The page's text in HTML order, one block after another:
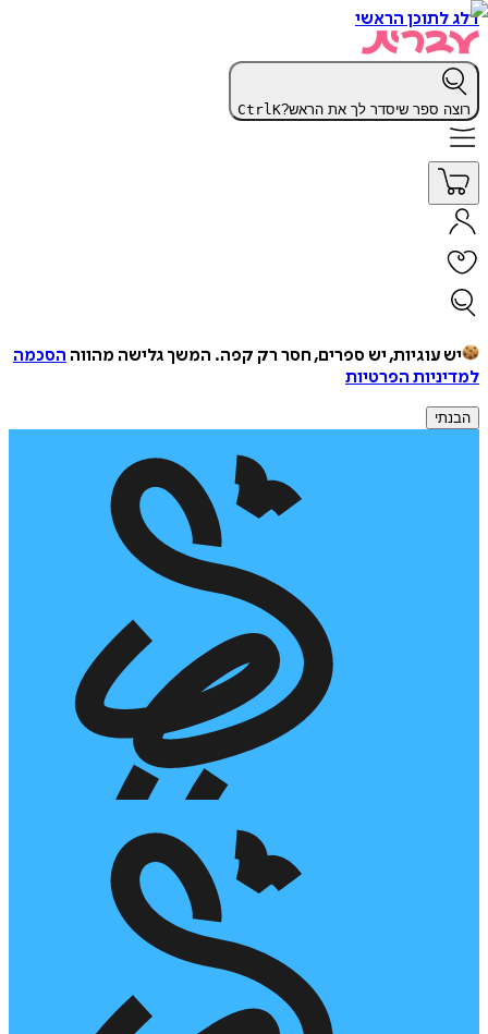
דלג לתוכן הראשי
רוצה ספר שיסדר לך את הראש? CtrlK
יש עוגיות, יש ספרים, חסר רק קפה. המשך גלישה מהווה הסכמה
למדיניות הפרטיות
הבנתי